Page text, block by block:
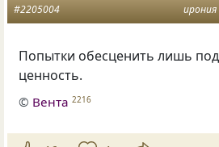
ирония
#2205004
Попытки обесценить лишь
ценность.
© Вента 2216